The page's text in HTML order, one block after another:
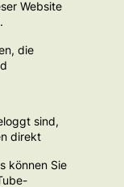
Website
die
sind,
direkt
können Sie